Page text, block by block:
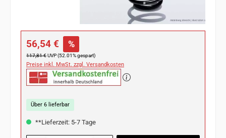
Verkaufspreis:
56,54 € %
Regulärer Preis:
117,81 €UVP (52.01% gespart)
Preise inkl. MwSt. zzgl. Versandkosten
Über 6 lieferbar
**Lieferzeit: 5-7 Tage